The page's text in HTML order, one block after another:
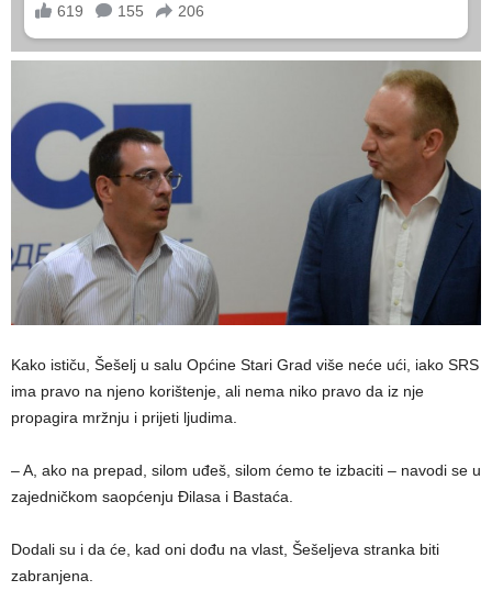
Kako ističu, Šešelj u salu Općine Stari Grad više neće ući, iako SRS
ima pravo na njeno korištenje, ali nema niko pravo da iz nje
propagira mržnju i prijeti ljudima.
– A, ako na prepad, silom uđeš, silom ćemo te izbaciti – navodi se u
zajedničkom saopćenju Ðilasa i Bastaća.
Dodali su i da će, kad oni dođu na vlast, Šešeljeva stranka biti
zabranjena.